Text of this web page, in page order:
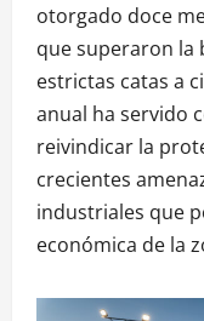
otorgado doce
que superaron la
estrictas catas a
anual ha servido
reivindicar la
crecientes
industriales que
económica de la